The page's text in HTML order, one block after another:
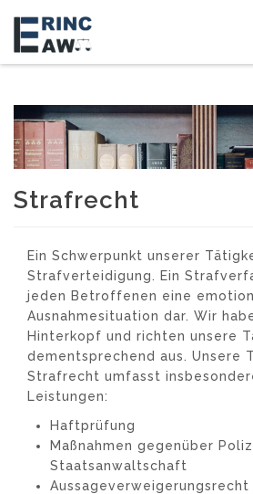
Strafrecht
Ein Schwerpunkt unserer
Strafverteidigung. Ein
jeden Betroffenen eine
Ausnahmesituation dar. Wir
Hinterkopf und richten unsere
dementsprechend aus. Unsere
Strafrecht umfasst
Leistungen:
Haftprüfung
Maßnahmen gegenüber
Staatsanwaltschaft
Aussageverweigerungsrecht